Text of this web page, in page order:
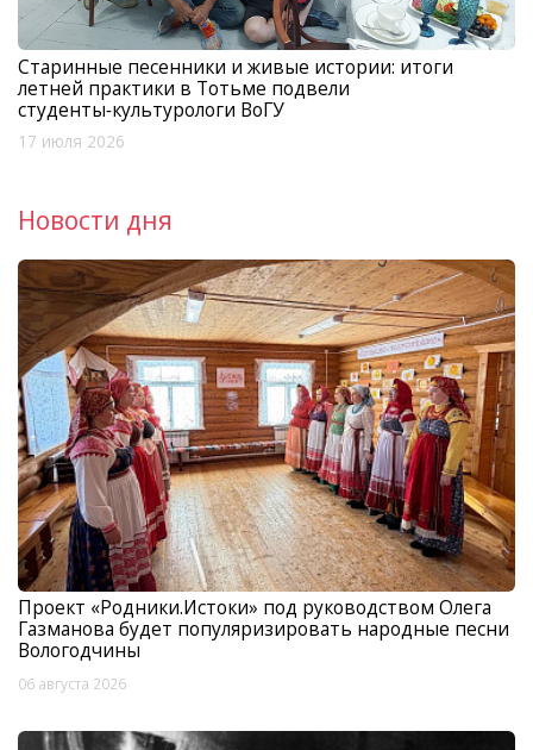
Старинные песенники и живые истории: итоги
летней практики в Тотьме подвели
студенты‑культурологи ВоГУ
17 июля 2026
Новости дня
Проект «Родники.Истоки» под руководством Олега
Газманова будет популяризировать народные песни
Вологодчины
06 августа 2026